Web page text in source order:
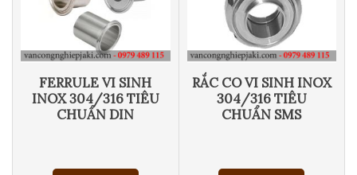
FERRULE VI SINH
INOX 304/316 TIÊU
CHUẨN DIN
RẮC CO VI SINH INOX
304/316 TIÊU
CHUẨN SMS